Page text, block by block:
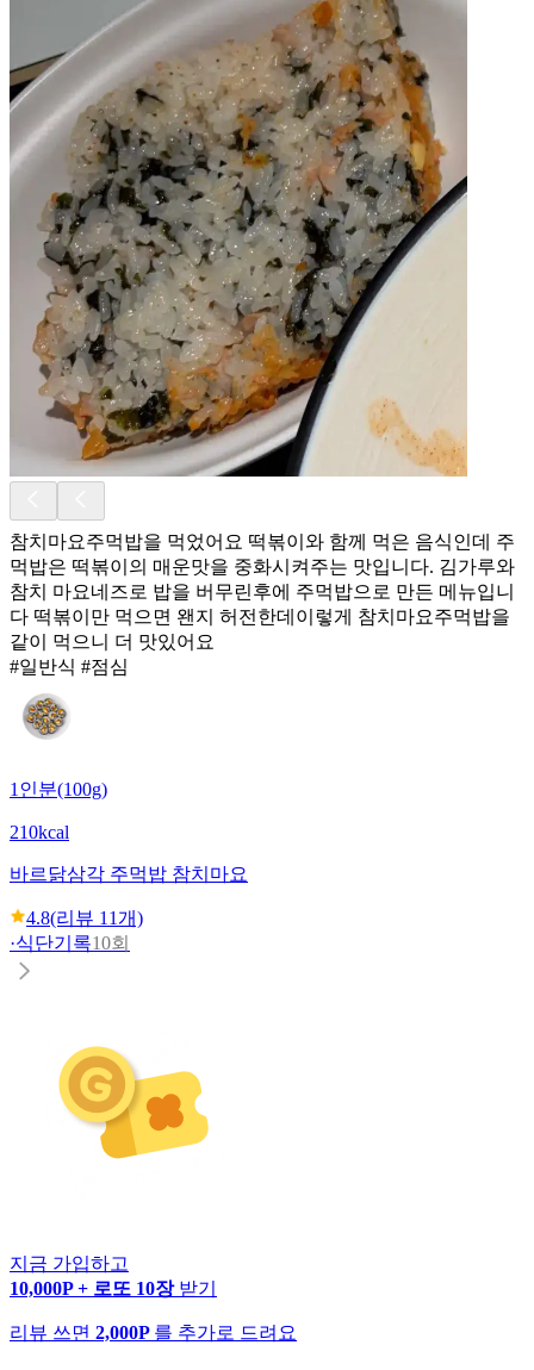
참치마요주먹밥을 먹었어요 떡볶이와 함께 먹은 음식인데 주
먹밥은 떡볶이의 매운맛을 중화시켜주는 맛입니다. 김가루와
참치 마요네즈로 밥을 버무린후에 주먹밥으로 만든 메뉴입니
다 떡볶이만 먹으면 왠지 허전한데이렇게 참치마요주먹밥을
같이 먹으니 더 맛있어요
#일반식 #점심
1인분(100g)
210kcal
바르닭삼각 주먹밥 참치마요
4.8(리뷰 11개)
·식단기록10회
지금 가입하고
10,000P + 로또 10장 받기
리뷰 쓰면 2,000P 를 추가로 드려요